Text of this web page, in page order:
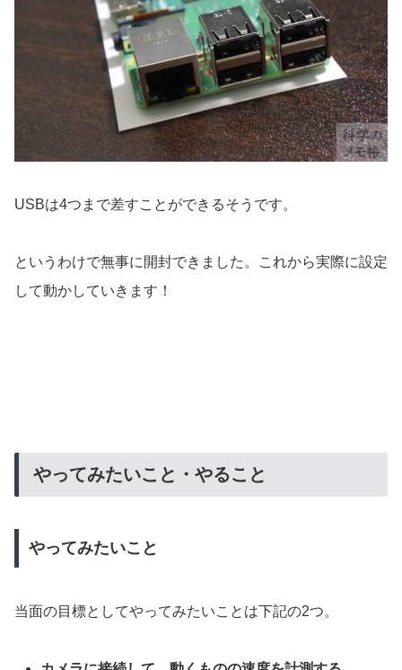
USBは4つまで差すことができるそうです。
というわけで無事に開封できました。これから実際に設定
して動かしていきます！
やってみたいこと・やること
やってみたいこと
当面の目標としてやってみたいことは下記の2つ。